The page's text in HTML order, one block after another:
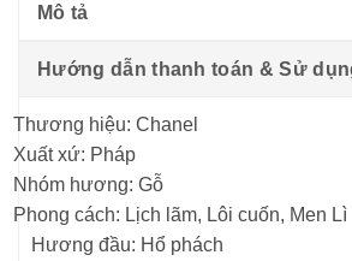
Mô tả
Hướng dẫn thanh toán & Sử
Thương hiệu: Chanel
Xuất xứ: Pháp
Nhóm hương: Gỗ
Phong cách: Lịch lãm, Lôi cuốn, Men Lì
Hương đầu: Hổ phách